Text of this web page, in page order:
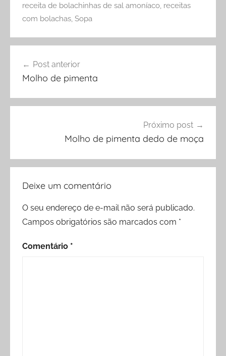
receita de bolachinhas de sal amoníaco receitas
com bolachas Sopa
de
Post anterior
Molho de pimenta
Próximo post
Molho de pimenta dedo de moça
Deixe um comentário
O seu endereço de e-mail não será publicado.
Campos obrigatórios são marcados com *
Comentário *